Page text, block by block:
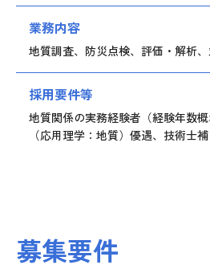
業務内容
地質調査、防災点検、評価・解析
採用要件等
地質関係の実務経験者（経験年数
（応用理学：地質）優遇、技術士
募集要件